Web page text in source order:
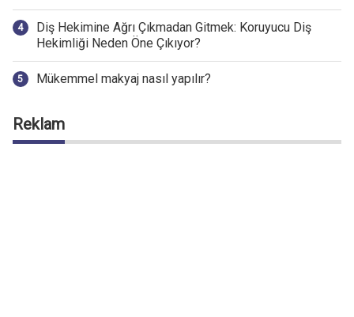
Diş Hekimine Ağrı Çıkmadan Gitmek: Koruyucu Diş
Hekimliği Neden Öne Çıkıyor?
Mükemmel makyaj nasıl yapılır?
Reklam